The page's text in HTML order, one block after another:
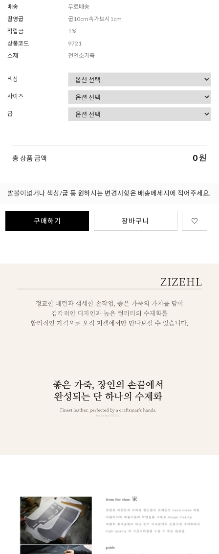
배송
무료배송
촬영굽
굽10cm속가보시1cm
적립금
1%
상품코드
9721
소재
천연소가죽
색상
사이즈
굽
총 상품 금액 0원
발볼이넓거나 색상/굽 등 원하시는 변경사항은 배송메세지에 적어주세요.
구매하기 장바구니 ♡